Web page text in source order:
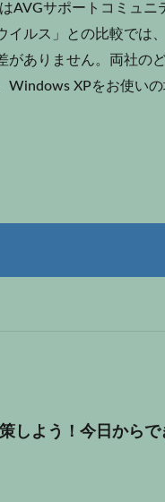
AVGサポートコミュ
ルス」との比較では
ありません。両社の
XPをお使い
しよう！今日から